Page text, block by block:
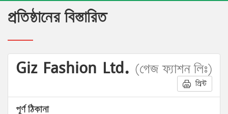
প্রতিষ্ঠানের বিস্তারিত
Giz Fashion Ltd. (গেজ ফ্যাশন লিঃ)
প্রিন্ট
পূর্ণ ঠিকানা